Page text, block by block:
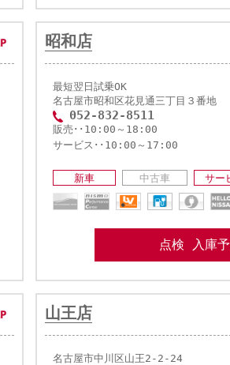
昭和店
最短翌日試乗OK
名古屋市昭和区花見通三丁目３番地
052-832-8511
販売･･10:00～18:00
サービス･･10:00～17:00
新車 中古車 サー
点検 入庫
山王店
名古屋市中川区山王2-2-24